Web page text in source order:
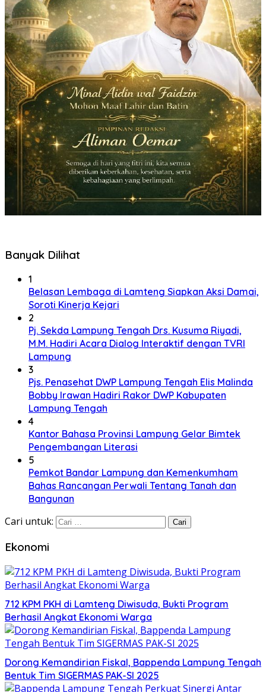
Banyak Dilihat
1
Belasan Lembaga di Lamteng Siapkan Aksi Damai,
Soroti Kinerja Kejari
2
Pj. Sekda Lampung Tengah Drs. Kusuma Riyadi,
M.M. Hadiri Acara Dialog Interaktif dengan TVRI
Lampung
3
Pjs. Penasehat DWP Lampung Tengah Elis Malinda
Bobby Irawan Hadiri Rakor DWP Kabupaten
Lampung Tengah
4
Kantor Bahasa Provinsi Lampung Gelar Bimtek
Pengembangan Literasi
5
Pemkot Bandar Lampung dan Kemenkumham
Bahas Rancangan Perwali Tentang Tanah dan
Bangunan
Cari untuk:
Ekonomi
712 KPM PKH di Lamteng Diwisuda, Bukti Program
Berhasil Angkat Ekonomi Warga
Dorong Kemandirian Fiskal, Bappenda Lampung Tengah
Bentuk Tim SIGERMAS PAK-SI 2025